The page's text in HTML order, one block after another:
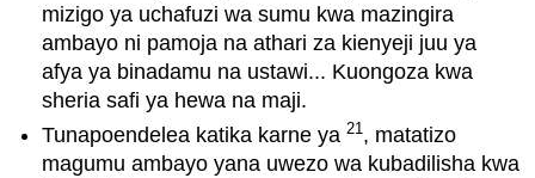
mizigo ya uchafuzi wa sumu kwa mazingira
ambayo ni pamoja na athari za kienyeji juu ya
afya ya binadamu na ustawi... Kuongoza kwa
sheria safi ya hewa na maji.
Tunapoendelea katika karne ya21 , matatizo
magumu ambayo yana uwezo wa kubadilisha kwa